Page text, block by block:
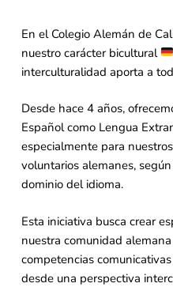
En el Colegio Alemán de
nuestro carácter bicultural
interculturalidad aporta a
Desde hace 4 años,
Español como Lengua
especialmente para
voluntarios alemanes,
dominio del idioma.
Esta iniciativa busca crear
nuestra comunidad
competencias
desde una perspectiva